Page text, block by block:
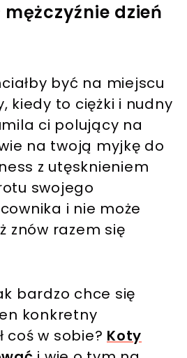
dzień
być na miejscu
kiedy to ciężki i nudny
ci polujący na
na twoją myjkę do
z utęsknieniem
swojego
i nie może
znów razem się
bardzo chce się
konkretny
coś w sobie? Koty